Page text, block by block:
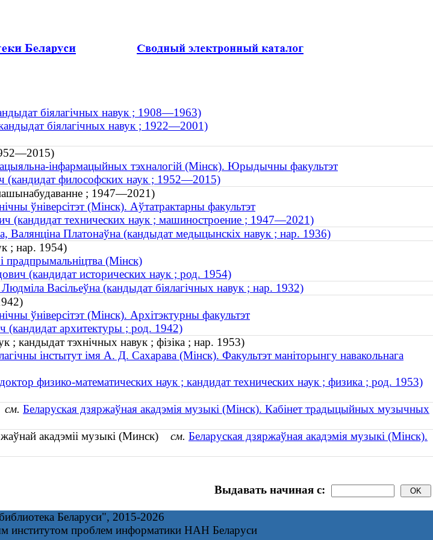
біялагічных навук ; 1908—1963)
біялагічных навук ; 1922—2001)
інфармацыйных тэхналогій (Мінск). Юрыдычны факультэт
философских наук ; 1952—2015)
; 1947—2021)
ўніверсітэт (Мінск). Аўтатрактарны факультэт
(кандидат технических наук ; машиностроение ; 1947—2021)
Валянціна Платонаўна (кандыдат медыцынскіх навук ; нар. 1936)
; нар. 1954)
прадпрымальнiцтва (Мінск)
(кандидат исторических наук ; род. 1954)
Васільеўна (кандыдат біялагічных навук ; нар. 1932)
ўніверсітэт (Мінск). Архітэктурны факультэт
архитектуры ; род. 1942)
; кандыдат тэхнічных навук ; фізіка ; нар. 1953)
інстытут імя А. Д. Сахарава (Мінск). Факультэт маніторынгу навакольнага
физико-математических наук ; кандидат технических наук ; физика ; род. 1953)
см. Беларуская дзяржаўная акадэмія музыкі (Мінск). Кабінет традыцыйных музычных
акадэміі музыкі (Минск) см. Беларуская дзяржаўная акадэмія музыкі (Мінск).
Выдавать начиная с:
Беларуси", 2015-2026
институтом проблем информатики НАН Беларуси